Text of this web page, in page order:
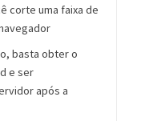
corte uma faixa de
basta obter o
e ser
após a